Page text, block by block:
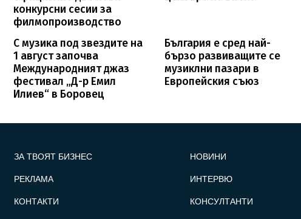
конкурсни сесии за
филмопроизводство
С музика под звездите на
1 август започва
Международният джаз
фестивал „Д-р Емил
Илиев“ в Боровец
България е сред най-
бързо развиващите се
музиклни пазари в
Европейския съюз
ЗА ТВОЯТ БИЗНЕС
РЕКЛАМА
КОНТАКТИ
НОВИНИ
ИНТЕРВЮ
КОНСУЛТАНТИ